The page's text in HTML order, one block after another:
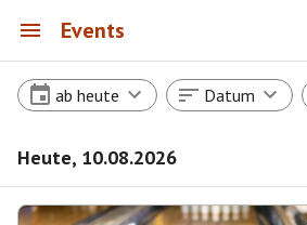
Events
ab heute Datum
Heute, 10.08.2026